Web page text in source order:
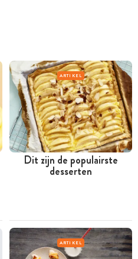
ARTIKEL
Dit zijn de populairste
desserten
ARTIKEL